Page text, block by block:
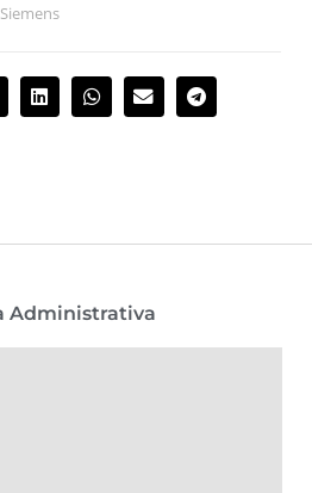
Siemens
Administrativa